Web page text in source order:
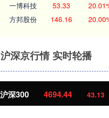
一博科技 53.33
方邦股份 146.16
沪深京行情 实时轮播
北证50 1134.24 11.37